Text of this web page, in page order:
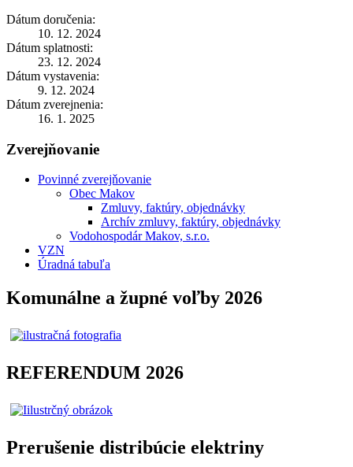
Dátum doručenia:
10. 12. 2024
Dátum splatnosti:
23. 12. 2024
Dátum vystavenia:
9. 12. 2024
Dátum zverejnenia:
16. 1. 2025
Zverejňovanie
Povinné zverejňovanie
Obec Makov
Zmluvy, faktúry, objednávky
Archív zmluvy, faktúry, objednávky
Vodohospodár Makov, s.r.o.
VZN
Úradná tabuľa
Komunálne a župné voľby 2026
REFERENDUM 2026
Prerušenie distribúcie elektriny